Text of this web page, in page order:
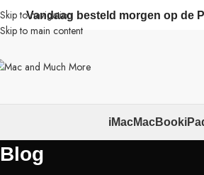
Skip to navigation
Skip to main content
Vandaag besteld morgen op de
iMacMacBook
Blog